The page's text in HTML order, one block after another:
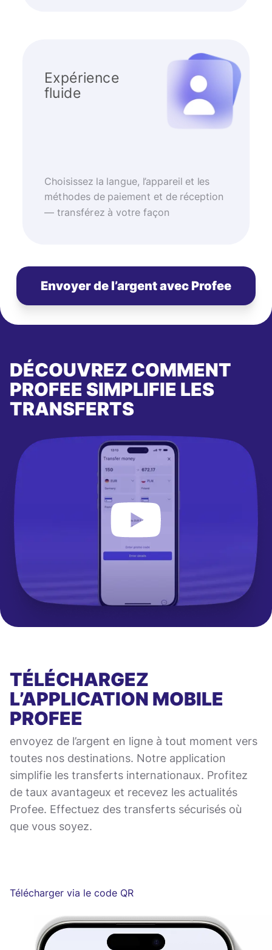
Expérience
fluide
Choisissez la langue, l’appareil et les
méthodes de paiement et de réception
— transférez à votre façon
Envoyer de l’argent avec Profee
DÉCOUVREZ COMMENT
PROFEE SIMPLIFIE LES
TRANSFERTS
TÉLÉCHARGEZ
L’APPLICATION MOBILE
PROFEE
envoyez de l’argent en ligne à tout moment vers
toutes nos destinations. Notre application
simplifie les transferts internationaux. Profitez
de taux avantageux et recevez les actualités
Profee. Effectuez des transferts sécurisés où
que vous soyez.
Télécharger via le code QR